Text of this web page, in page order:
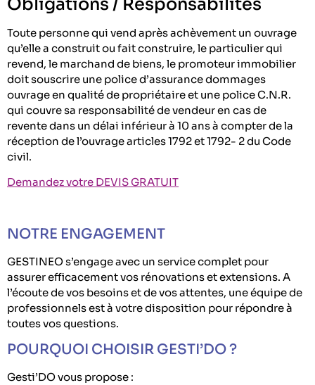
Toute personne qui vend après achèvement un ouvrage
qu’elle a construit ou fait construire, le particulier qui
revend, le marchand de biens, le promoteur immobilier
doit souscrire une police d’assurance dommages
ouvrage en qualité de propriétaire et une police C.N.R.
qui couvre sa responsabilité de vendeur en cas de
revente dans un délai inférieur à 10 ans à compter de la
réception de l’ouvrage articles 1792 et 1792- 2 du Code
civil.
Demandez votre DEVIS GRATUIT
NOTRE ENGAGEMENT
GESTINEO s’engage avec un service complet pour
assurer efficacement vos rénovations et extensions. A
l’écoute de vos besoins et de vos attentes, une équipe de
professionnels est à votre disposition pour répondre à
toutes vos questions.
POURQUOI CHOISIR GESTI’DO ?
Gesti’DO vous propose :